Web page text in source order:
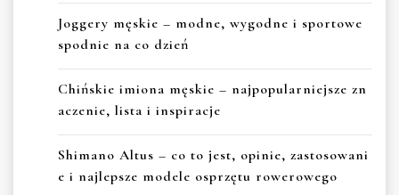
Joggery męskie – modne, wygodne i sportowe
spodnie na co dzień
Chińskie imiona męskie – najpopularniejsze zn
aczenie, lista i inspiracje
Shimano Altus – co to jest, opinie, zastosowani
e i najlepsze modele osprzętu rowerowego